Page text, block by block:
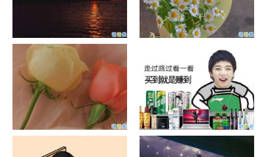
日出文案温柔句子 看日出的微
信说说配图
晒风景照的唯美说说配图 适合
发风景的朋友圈文案
官宣恋爱的说说配图 官宣句子
抖音摆地摊文案 摆地摊的搞笑
说说带图片